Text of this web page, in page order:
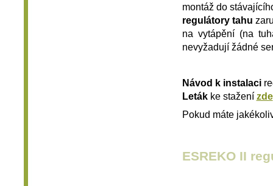
montáž do
regulátory tahu
na vytápění (na
nevyžadují žádné
Návod k instalaci
Letákke staženízde
Pokud máte
ESREKO II